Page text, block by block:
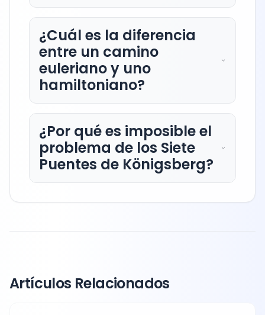
¿Cuál es la diferencia
entre un camino
euleriano y uno
hamiltoniano?
¿Por qué es imposible el
problema de los Siete
Puentes de Königsberg?
Artículos Relacionados